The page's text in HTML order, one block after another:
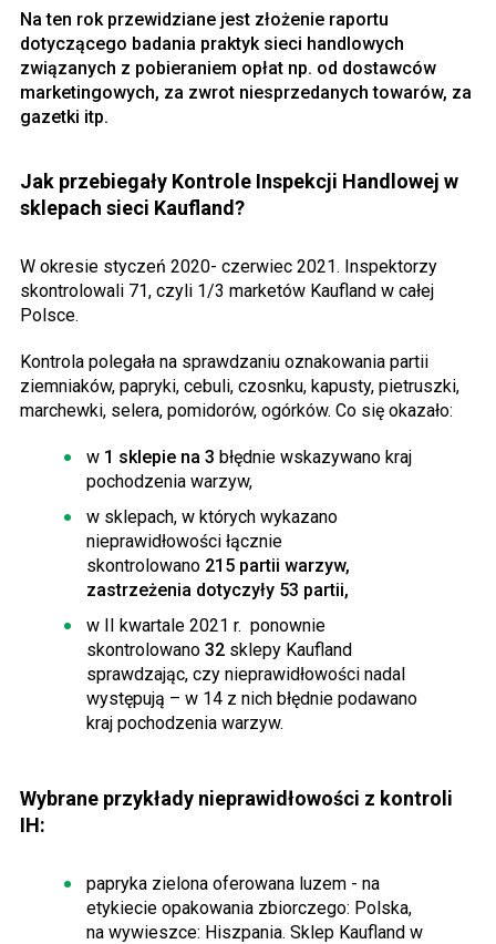
Na ten rok przewidziane jest złożenie raportu
dotyczącego badania praktyk sieci handlowych
związanych z pobieraniem opłat np. od dostawców
marketingowych, za zwrot niesprzedanych towarów, za
gazetki itp.
Jak przebiegały Kontrole Inspekcji Handlowej w
sklepach sieci Kaufland?
W okresie styczeń 2020- czerwiec 2021. Inspektorzy
skontrolowali 71, czyli 1/3 marketów Kaufland w całej
Polsce.
Kontrola polegała na sprawdzaniu oznakowania partii
ziemniaków, papryki, cebuli, czosnku, kapusty, pietruszki,
marchewki, selera, pomidorów, ogórków. Co się okazało:
w 1 sklepie na 3 błędnie wskazywano kraj
pochodzenia warzyw,
w sklepach, w których wykazano
nieprawidłowości łącznie
skontrolowano 215 partii warzyw,
zastrzeżenia dotyczyły 53 partii,
w II kwartale 2021 r. ponownie
skontrolowano 32 sklepy Kaufland
sprawdzając, czy nieprawidłowości nadal
występują – w 14 z nich błędnie podawano
kraj pochodzenia warzyw.
Wybrane przykłady nieprawidłowości z kontroli
IH:
papryka zielona oferowana luzem - na
etykiecie opakowania zbiorczego: Polska,
na wywieszce: Hiszpania. Sklep Kaufland w